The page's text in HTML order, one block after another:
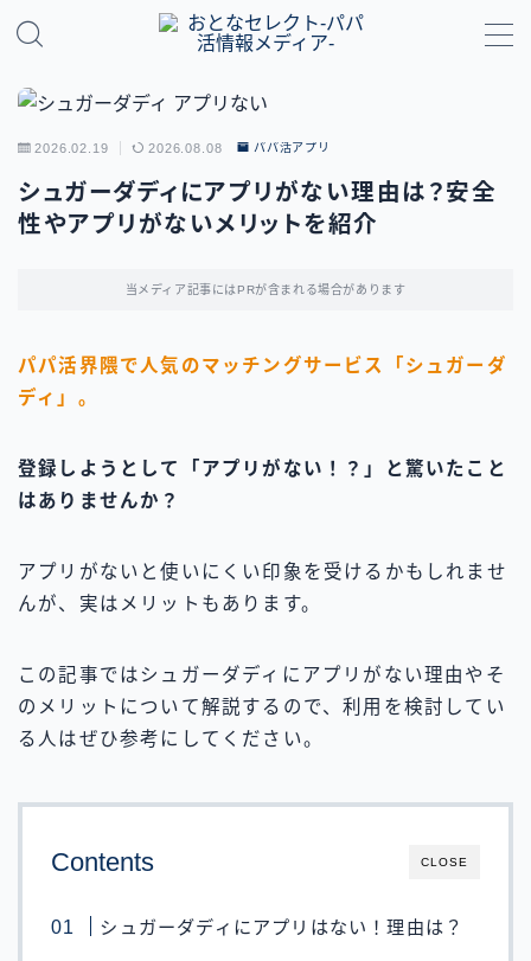
MENU
パパ活のやり方・基礎知識
パパ活アプリ比較
地域別パパ活ガイド
2026.02.19 2026.08.08 パパ活アプリ
シュガーダディにアプリがない理由は？安全
性やアプリがないメリットを紹介
当メディア記事にはPRが含まれる場合があります
パパ活界隈で人気のマッチングサービス「シュガーダ
ディ」。
登録しようとして「アプリがない！？」と驚いたこと
はありませんか？
アプリがないと使いにくい印象を受けるかもしれませ
んが、実はメリットもあります。
この記事ではシュガーダディにアプリがない理由やそ
のメリットについて解説するので、利用を検討してい
る人はぜひ参考にしてください。
CLOSE
Contents
シュガーダディにアプリはない！理由は？